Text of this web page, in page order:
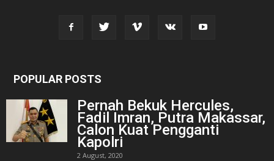
POPULAR POSTS
Pernah Bekuk Hercules,
Fadil Imran, Putra Makassar,
Calon Kuat Pengganti
Kapolri
2 August, 2020